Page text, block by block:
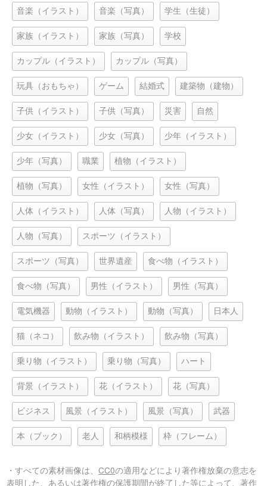
音楽（イラスト） 音楽（写真） 学生（生徒）
家族（イラスト） 家族（写真） 学校
カップル（イラスト） カップル（写真）
玩具（おもちゃ） ゲーム 結婚式 建築物（建物）
子供（イラスト） 子供（写真） 災害 自然
少女（イラスト） 少女（写真） 少年（イラスト）
少年（写真） 職業 植物（イラスト）
植物（写真） 女性（イラスト） 女性（写真）
人体（イラスト） 人体（写真） 人物（イラスト）
人物（写真） スポーツ（イラスト）
スポーツ（写真） 世界遺産 食べ物（イラスト）
食べ物（写真） 男性（イラスト） 男性（写真）
電気機器 動物（イラスト） 動物（写真） 日本人
猫（ネコ） 飲み物（イラスト） 飲み物（写真）
乗り物（イラスト） 乗り物（写真） ハート
背景（イラスト） 花（イラスト） 花（写真）
ビジネス 風景（イラスト） 風景（写真） 武器
本（ブック） 老人 和柄模様 枠（フレーム）
・すべての素材画像は、CC0の適用などにより著作権放棄の意志を
表明した、あるいは著作権の保護期間が終了した等によって、著作